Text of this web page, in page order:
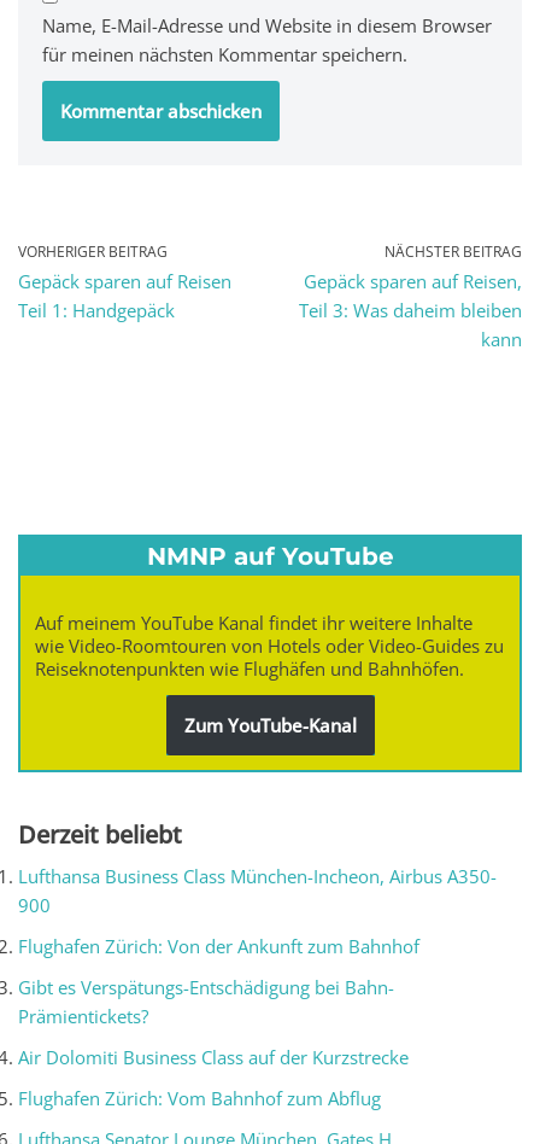
Name, E-Mail-Adresse und Website in diesem Browser
für meinen nächsten Kommentar speichern.
VORHERIGER BEITRAG
Gepäck sparen auf Reisen
Teil 1: Handgepäck
NÄCHSTER BEITRAG
Gepäck sparen auf Reisen,
Teil 3: Was daheim bleiben
kann
NMNP auf YouTube
Auf meinem YouTube Kanal findet ihr weitere Inhalte
wie Video-Roomtouren von Hotels oder Video-Guides zu
Reiseknotenpunkten wie Flughäfen und Bahnhöfen.
Zum YouTube-Kanal
Derzeit beliebt
Lufthansa Business Class München-Incheon, Airbus A350-
900
Flughafen Zürich: Von der Ankunft zum Bahnhof
Gibt es Verspätungs-Entschädigung bei Bahn-
Prämientickets?
Air Dolomiti Business Class auf der Kurzstrecke
Flughafen Zürich: Vom Bahnhof zum Abflug
Lufthansa Senator Lounge München, Gates H